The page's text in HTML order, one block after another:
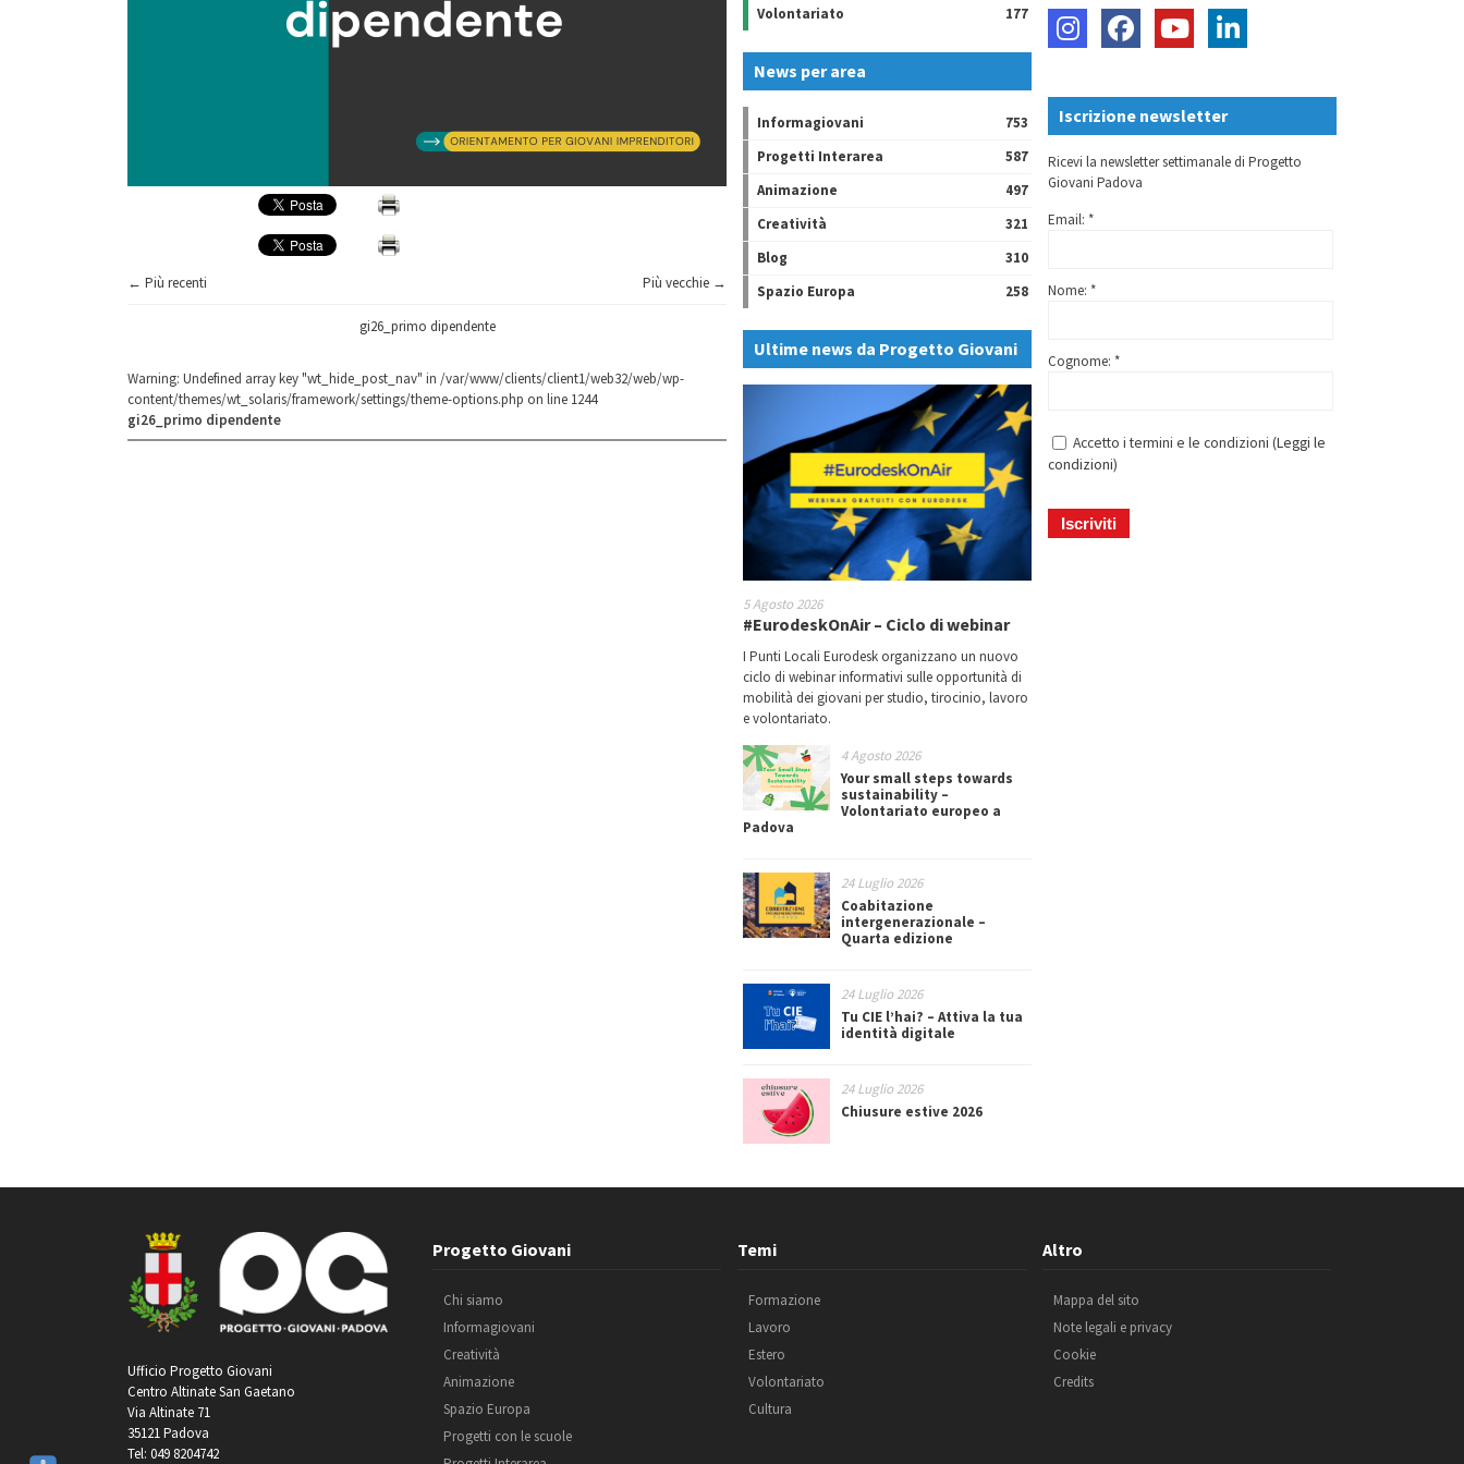
← Più recenti Più vecchie →
gi26_primo dipendente
Warning: Undefined array key "wt_hide_post_nav" in /var/www/clients/client1/web32/web/wp-
content/themes/wt_solaris/framework/settings/theme-options.php on line 1244
gi26_primo dipendente
Volontariato
177
News per area
Informagiovani
753
Progetti Interarea
587
Animazione
497
Creatività
321
Blog
310
Spazio Europa
258
Ultime news da Progetto Giovani
5 Agosto 2026
#EurodeskOnAir – Ciclo di webinar
I Punti Locali Eurodesk organizzano un nuovo
ciclo di webinar informativi sulle opportunità di
mobilità dei giovani per studio, tirocinio, lavoro
e volontariato.
4 Agosto 2026
Your small steps towards
sustainability –
Volontariato europeo a
Padova
24 Luglio 2026
Coabitazione
intergenerazionale –
Quarta edizione
24 Luglio 2026
Tu CIE l’hai? – Attiva la tua
identità digitale
24 Luglio 2026
Chiusure estive 2026
Iscrizione newsletter
Ricevi la newsletter settimanale di Progetto
Giovani Padova
Email: *
Nome: *
Cognome: *
Accetto i termini e le condizioni (Leggi le
condizioni)
Ufficio Progetto Giovani
Centro Altinate San Gaetano
Via Altinate 71
35121 Padova
Tel: 049 8204742
Progetto Giovani
Chi siamo
Informagiovani
Creatività
Animazione
Spazio Europa
Progetti con le scuole
Temi
Formazione
Lavoro
Estero
Volontariato
Cultura
Altro
Mappa del sito
Note legali e privacy
Cookie
Credits